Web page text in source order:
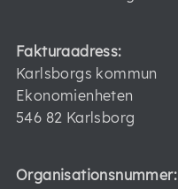
Fakturaadress:
Karlsborgs kommun
Ekonomienheten
546 82 Karlsborg
Organisationsnummer: